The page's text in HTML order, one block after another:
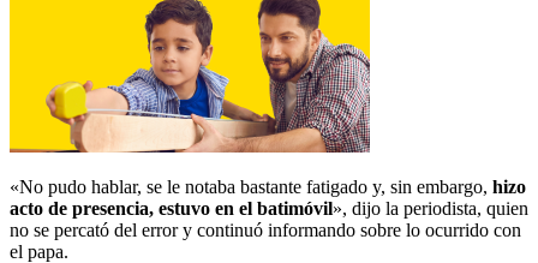
«No pudo hablar, se le notaba bastante fatigado y, sin embargo, hizo
acto de presencia, estuvo en el batimóvil», dijo la periodista, quien
no se percató del error y continuó informando sobre lo ocurrido con
el papa.